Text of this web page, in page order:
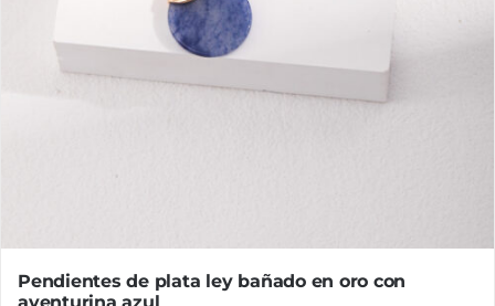
Pendientes de plata ley bañado en oro con